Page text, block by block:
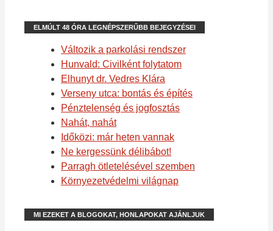
ELMÚLT 48 ÓRA LEGNÉPSZERŰBB BEJEGYZÉSEI
Változik a parkolási rendszer
Hunvald: Civilként folytatom
Elhunyt dr. Vedres Klára
Verseny utca: bontás és építés
Pénztelenség és jogfosztás
Nahát, nahát
Időközi: már heten vannak
Ne kergessünk délibábot!
Parragh ötletelésével szemben
Környezetvédelmi világnap
MI EZEKET A BLOGOKAT, HONLAPOKAT AJÁNLJUK